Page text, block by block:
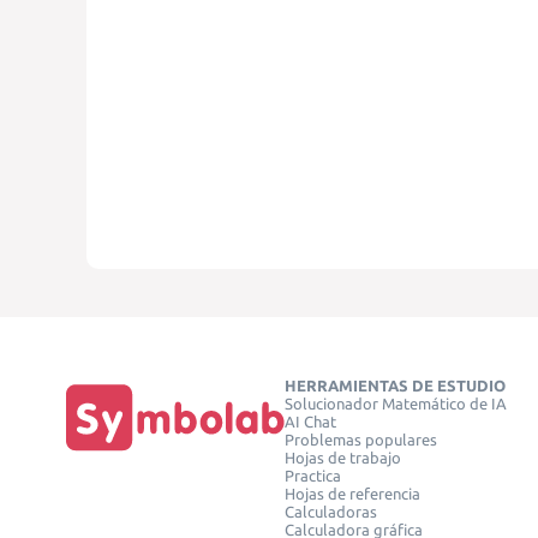
HERRAMIENTAS DE ESTUDIO
Solucionador Matemático de IA
AI Chat
Problemas populares
Hojas de trabajo
Practica
Hojas de referencia
Calculadoras
Calculadora gráfica